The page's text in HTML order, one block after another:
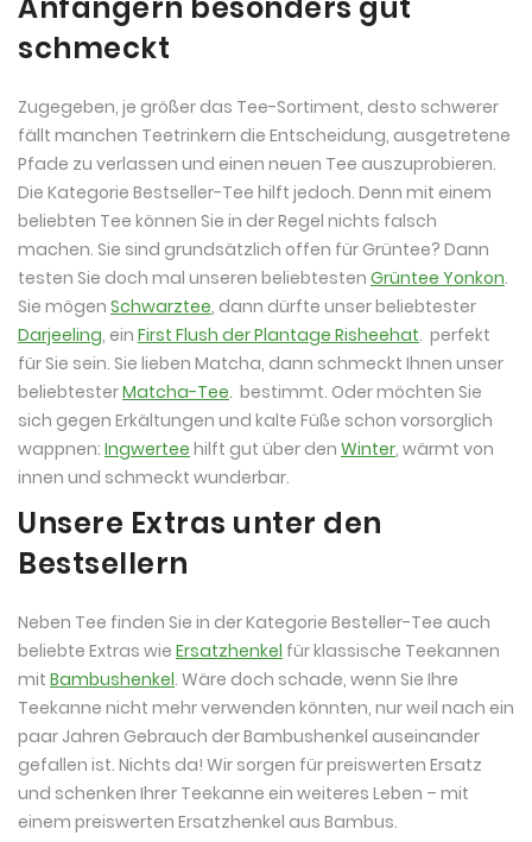
schmeckt
Zugegeben, je größer das Tee-Sortiment, desto schwerer
fällt manchen Teetrinkern die Entscheidung, ausgetretene
Pfade zu verlassen und einen neuen Tee auszuprobieren.
Die Kategorie Bestseller-Tee hilft jedoch. Denn mit einem
beliebten Tee können Sie in der Regel nichts falsch
machen. Sie sind grundsätzlich offen für Grüntee? Dann
testen Sie doch mal unseren beliebtesten Grüntee Yonkon.
Sie mögen Schwarztee, dann dürfte unser beliebtester
Darjeeling, ein First Flush der Plantage Risheehat. perfekt
für Sie sein. Sie lieben Matcha, dann schmeckt Ihnen unser
beliebtesterMatcha-Tee. bestimmt. Oder möchten Sie
sich gegen Erkältungen und kalte Füße schon vorsorglich
wappnen: Ingwertee hilft gut über den Winter, wärmt von
innen und schmeckt wunderbar.
Unsere Extras unter den
Bestsellern
Neben Tee finden Sie in der Kategorie Besteller-Tee auch
beliebte Extras wie Ersatzhenkel für klassische Teekannen
mit Bambushenkel. Wäre doch schade, wenn Sie Ihre
Teekanne nicht mehr verwenden könnten, nur weil nach ein
paar Jahren Gebrauch der Bambushenkel auseinander
gefallen ist. Nichts da! Wir sorgen für preiswerten Ersatz
und schenken Ihrer Teekanne ein weiteres Leben – mit
einem preiswerten Ersatzhenkel aus Bambus.